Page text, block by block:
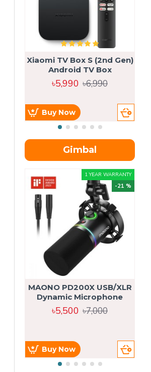
Xiaomi TV Box S (2nd Gen)
Android TV Box
৳5,990 ৳6,990
Buy Now
Gimbal
1 YEAR WARRANTY
-21 %
MAONO PD200X USB/XLR
Dynamic Microphone
৳5,500 ৳7,000
Buy Now